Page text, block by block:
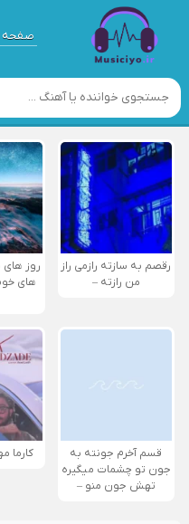
صفحه
رقصم به سازته رازمی راز
من رازته –
روز های
های
قسم آخرم جونته به
جون تو چشمات میگیره
تهش جون منو –
کارما